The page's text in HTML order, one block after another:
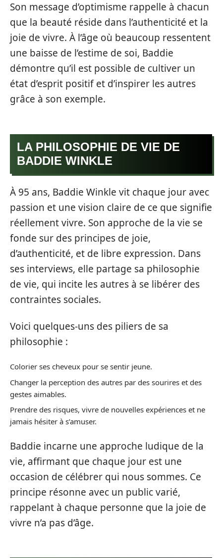
Son message d’optimisme rappelle à chacun
que la beauté réside dans l’authenticité et la
joie de vivre. À l’âge où beaucoup ressentent
une baisse de l’estime de soi, Baddie
démontre qu’il est possible de cultiver un
état d’esprit positif et d’inspirer les autres
grâce à son exemple.
LA PHILOSOPHIE DE VIE DE
BADDIE WINKLE
À 95 ans, Baddie Winkle vit chaque jour avec
passion et une vision claire de ce que signifie
réellement vivre. Son approche de la vie se
fonde sur des principes de joie,
d’authenticité, et de libre expression. Dans
ses interviews, elle partage sa philosophie
de vie, qui incite les autres à se libérer des
contraintes sociales.
Voici quelques-uns des piliers de sa
philosophie :
Colorier ses cheveux pour se sentir jeune.
Changer la perception des autres par des sourires et des
gestes aimables.
Prendre des risques, vivre de nouvelles expériences et ne
jamais hésiter à s’amuser.
Baddie incarne une approche ludique de la
vie, affirmant que chaque jour est une
occasion de célébrer qui nous sommes. Ce
principe résonne avec un public varié,
rappelant à chaque personne que la joie de
vivre n’a pas d’âge.